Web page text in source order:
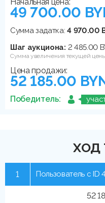
49 700.00
Сумма задатка:4 970.00
Шаг аукциона: 2 485.00
Сумма увеличения текущей
Цена продажи:
52 185.00
Победитель:
ХОД
1 Пользователь с ID
52